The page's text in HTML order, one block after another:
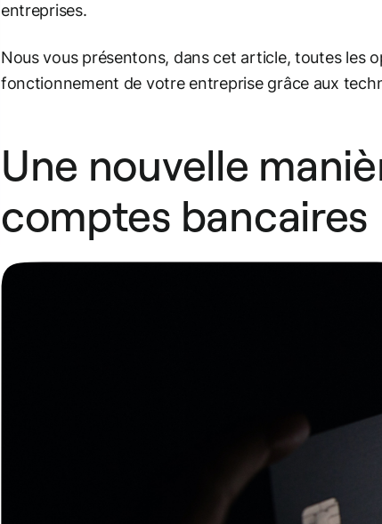
entreprises.
Nous vous présentons, dans cet article, toutes les
fonctionnement de votre entreprise grâce aux
Une nouvelle
comptes bancaires